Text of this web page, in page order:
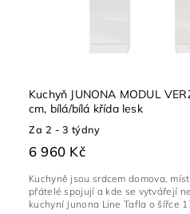
Kuchyň JUNONA MODUL
cm, bílá/bílá křída lesk
Za 2 - 3 týdny
6 960 Kč
Kuchyně jsou srdcem domova,
přátelé spojují a kde se vytvářejí
kuchyní Junona Line Tafla o šířce